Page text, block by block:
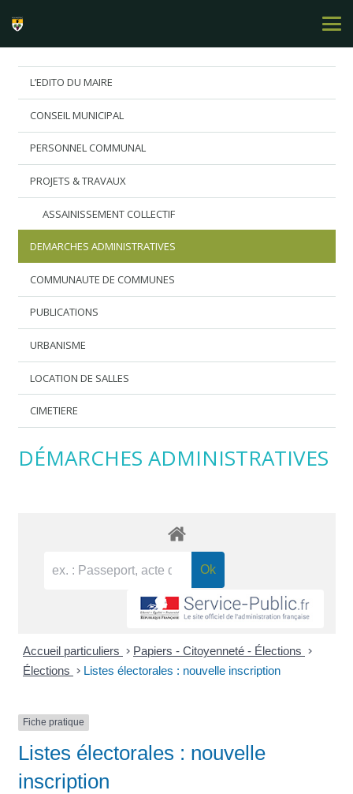
L’EDITO DU MAIRE
CONSEIL MUNICIPAL
PERSONNEL COMMUNAL
PROJETS & TRAVAUX
ASSAINISSEMENT COLLECTIF
DEMARCHES ADMINISTRATIVES
COMMUNAUTE DE COMMUNES
PUBLICATIONS
URBANISME
LOCATION DE SALLES
CIMETIERE
DÉMARCHES ADMINISTRATIVES
Accueil particuliers > Papiers - Citoyenneté - Élections >
Élections > Listes électorales : nouvelle inscription
Fiche pratique
Listes électorales : nouvelle
inscription